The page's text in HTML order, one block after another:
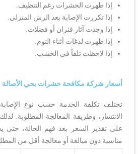
إذا ظهرت الحشرات رغم التنظيف.
إذا تكررت الإصابة بعد الرش المنزلي.
إذا وجدت آثار فئران أو فضلات.
إذا ظهرت لدغات أثناء النوم.
إذا لاحظت تلفاً في الخشب.
أسعار شركة مكافحة حشرات بحي الأصالة
تختلف تكلفة الخدمة حسب نوع
الانتشار، وطريقة المعالجة المطلوبة.
على تقدير السعر بعد فهم الحالة،
مناسبة دون مبالغة أو معالجة أقل من